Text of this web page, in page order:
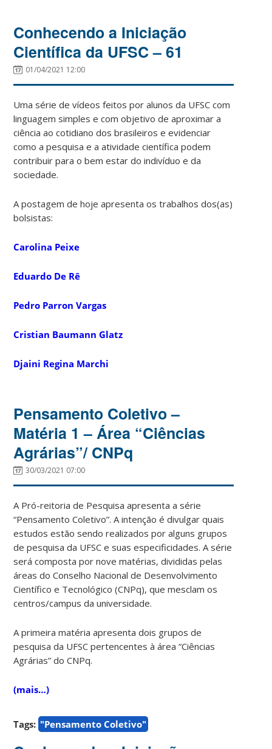
Conhecendo a Iniciação
Científica da UFSC – 61
01/04/2021 12:00
Uma série de vídeos feitos por alunos da UFSC com
linguagem simples e com objetivo de aproximar a
ciência ao cotidiano dos brasileiros e evidenciar
como a pesquisa e a atividade científica podem
contribuir para o bem estar do indivíduo e da
sociedade.
A postagem de hoje apresenta os trabalhos dos(as)
bolsistas:
Carolina Peixe
Eduardo De Rê
Pedro Parron Vargas
Cristian Baumann Glatz
Djaini Regina Marchi
Pensamento Coletivo –
Matéria 1 – Área “Ciências
Agrárias”/ CNPq
30/03/2021 07:00
A Pró-reitoria de Pesquisa apresenta a série
“Pensamento Coletivo”. A intenção é divulgar quais
estudos estão sendo realizados por alguns grupos
de pesquisa da UFSC e suas especificidades. A série
será composta por nove matérias, divididas pelas
áreas doConselho Nacional de Desenvolvimento
Científico e Tecnológico (CNPq), que mesclam os
centros/campus da universidade.
A primeira matéria apresenta dois grupos de
pesquisa da UFSC pertencentes à área “Ciências
Agrárias” do CNPq.
(mais…)
Tags: "Pensamento Coletivo"